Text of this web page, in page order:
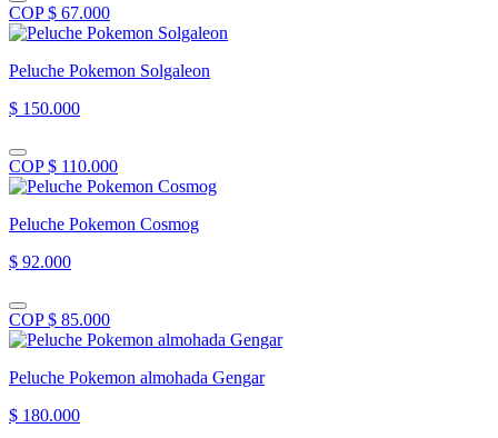
COP $ 67.000
Peluche Pokemon Solgaleon
$ 150.000
COP $ 110.000
Peluche Pokemon Cosmog
$ 92.000
COP $ 85.000
Peluche Pokemon almohada Gengar
$ 180.000